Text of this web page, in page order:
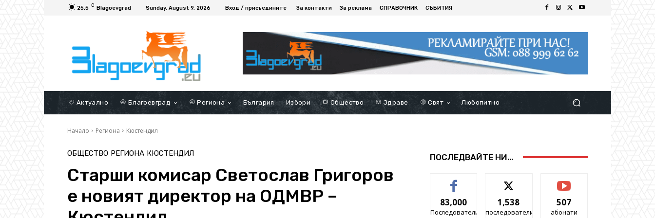
25.5 C Blagoevgrad Sunday, August 9, 2026 Вход / присъедините За контакти За реклама СПРАВОЧНИК СЪБИТИЯ
Актуално Благоевград Региона България Избори Общество Здраве Свят Любопитно
Начало Региона Кюстендил
ОБЩЕСТВО РЕГИОНА КЮСТЕНДИЛ
Старши комисар Светослав Григоров
е новият директор на ОДМВР –
ПОСЛЕДВАЙТЕ НИ...
83,000
Последователи
1,538
последователи
507
абонати